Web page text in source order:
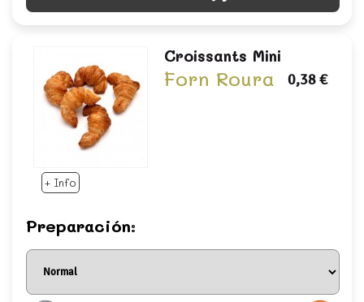
+ Info
Croissants Mini
Forn Roura 0,38 €
Preparación: